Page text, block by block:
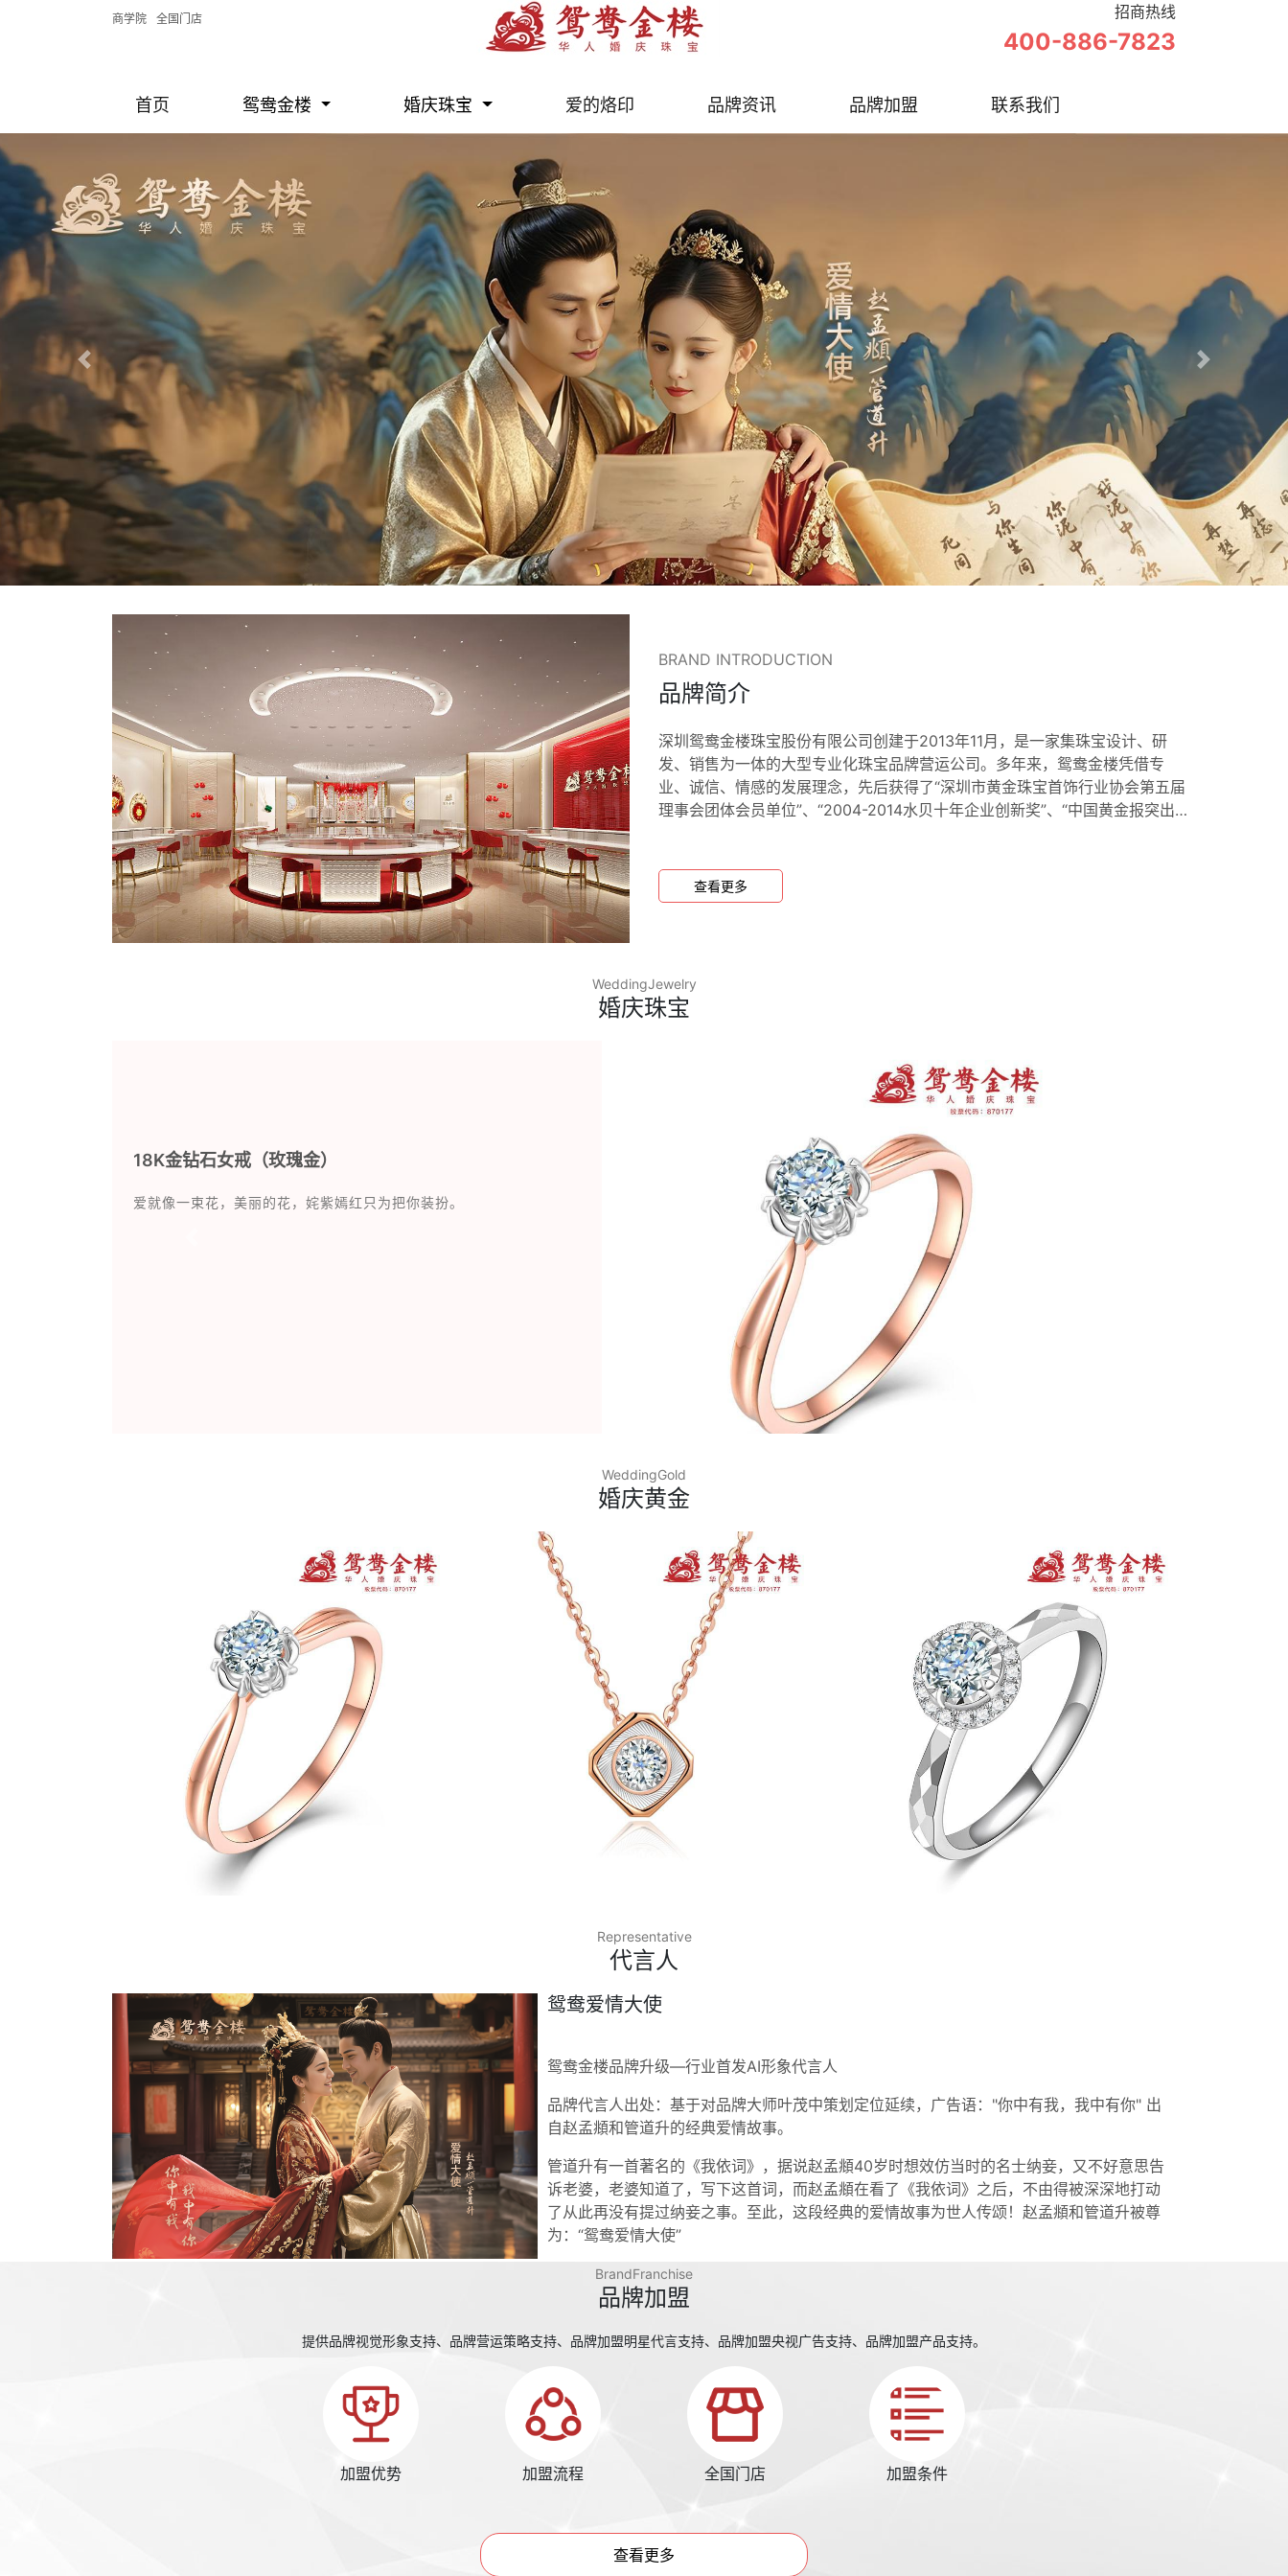
商学院 全国门店 招商热线
400-886-7823
首页 鸳鸯金楼 婚庆珠宝 爱的烙印 品牌资讯 品牌加盟 联系我们
Previous Next
BRAND INTRODUCTION
品牌简介
深圳鸳鸯金楼珠宝股份有限公司创建于2013年11月，是一家集珠宝设计、研
发、销售为一体的大型专业化珠宝品牌营运公司。多年来，鸳鸯金楼凭借专
业、诚信、情感的发展理念，先后获得了“深圳市黄金珠宝首饰行业协会第五届
理事会团体会员单位”、“2004-2014水贝十年企业创新奖”、“中国黄金报突出
宝消费者满意门店”等荣誉称号。
查看更多
WeddingJewelry
婚庆珠宝
18K金钻石女戒（玫瑰金）
爱就像一束花，美丽的花，姹紫嫣红只为把你装扮。
WeddingGold
婚庆黄金
Representative
代言人
鸳鸯爱情大使
鸳鸯金楼品牌升级—行业首发AI形象代言人
品牌代言人出处：基于对品牌大师叶茂中策划定位延续，广告语："你中有我，我中有你" 出
自赵孟頫和管道升的经典爱情故事。
管道升有一首著名的《我依词》，据说赵孟頫40岁时想效仿当时的名士纳妾，又不好意思告
诉老婆，老婆知道了，写下这首词，而赵孟頫在看了《我依词》之后，不由得被深深地打动
了从此再没有提过纳妾之事。至此，这段经典的爱情故事为世人传颂！赵孟頫和管道升被尊
为：“鸳鸯爱情大使”
BrandFranchise
品牌加盟
提供品牌视觉形象支持、品牌营运策略支持、品牌加盟明星代言支持、品牌加盟央视广告支持、品牌加盟产品支持。
加盟优势 加盟流程 全国门店 加盟条件
查看更多